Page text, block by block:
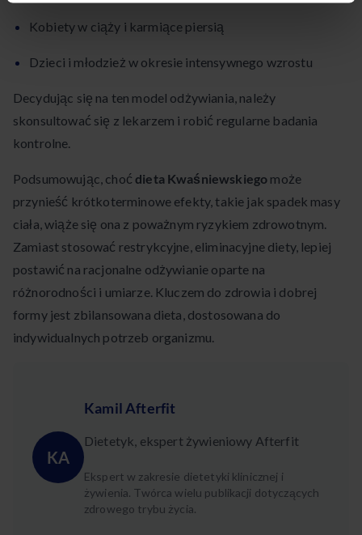
Kobiety w ciąży i karmiące piersią
Dzieci i młodzież w okresie intensywnego wzrostu
Decydując się na ten model odżywiania, należy
skonsultować się z lekarzem i robić regularne badania
kontrolne.
Podsumowując, choć dieta Kwaśniewskiego może
przynieść krótkoterminowe efekty, takie jak spadek masy
ciała, wiąże się ona z poważnym ryzykiem zdrowotnym.
Zamiast stosować restrykcyjne, eliminacyjne diety, lepiej
postawić na racjonalne odżywianie oparte na
różnorodności i umiarze. Kluczem do zdrowia i dobrej
formy jest zbilansowana dieta, dostosowana do
indywidualnych potrzeb organizmu.
KA
Kamil Afterfit
Dietetyk, ekspert żywieniowy Afterfit
Ekspert w zakresie dietetyki klinicznej i
żywienia. Twórca wielu publikacji dotyczących
zdrowego trybu życia.